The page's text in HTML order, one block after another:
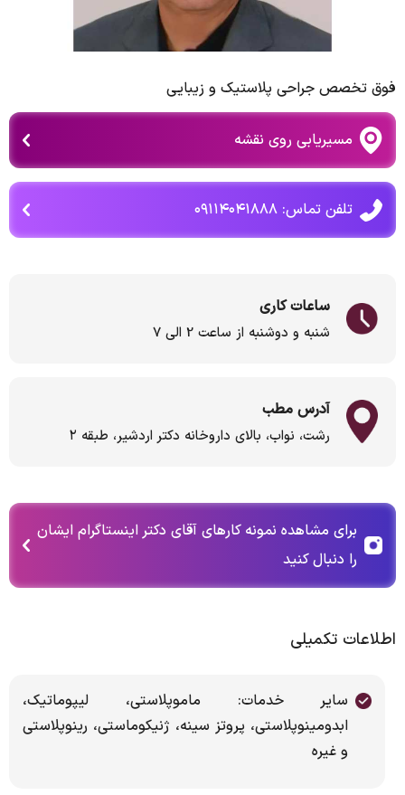
فوق تخصص جراحی پلاستیک و زیبایی
مسیریابی روی نقشه
تلفن تماس: ۰۹۱۱۴۰۴۱۸۸۸
ساعات کاری
شنبه و دوشنبه از ساعت 2 الی 7
آدرس مطب
رشت، نواب، بالای داروخانه دکتر اردشیر، طبقه ۲
برای مشاهده نمونه کارهای آقای دکتر اینستاگرام ایشان
را دنبال کنید
اطلاعات تکمیلی
سایر خدمات: ماموپلاستی، لیپوماتیک،
ابدومینوپلاستی، پروتز سینه، ژنیکوماستی، رینوپلاستی
و غیره